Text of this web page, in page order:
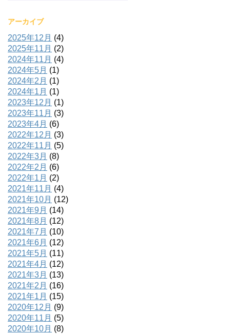
アーカイブ
2025年12月 (4)
2025年11月 (2)
2024年11月 (4)
2024年5月 (1)
2024年2月 (1)
2024年1月 (1)
2023年12月 (1)
2023年11月 (3)
2023年4月 (6)
2022年12月 (3)
2022年11月 (5)
2022年3月 (8)
2022年2月 (6)
2022年1月 (2)
2021年11月 (4)
2021年10月 (12)
2021年9月 (14)
2021年8月 (12)
2021年7月 (10)
2021年6月 (12)
2021年5月 (11)
2021年4月 (12)
2021年3月 (13)
2021年2月 (16)
2021年1月 (15)
2020年12月 (9)
2020年11月 (5)
2020年10月 (8)